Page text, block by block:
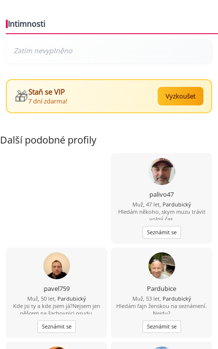
Intimnosti
🎁Staň se VIP
7 dní zdarma!
Vyzkoušet
Další podobné profily
palivo47
Muž, 47 let, Pardubický
Hledám někoho, skym muzu trávit
,volný čas..
Seznámit se
pavel759
Muž, 50 let, Pardubický
Kde jsi ty a kde jsem já?Nejsem jen
pěšcem na šachovnici osudu.
Seznámit se
Pardubice
Muž, 53 let, Pardubický
Hledám fajn ženskou na seznámení.
Najdu?
Seznámit se